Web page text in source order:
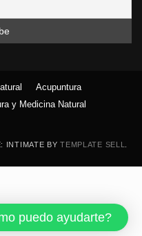
INTIMATE BYTEMPLATE SELL
Acupuntura
y Medicina Natural
puedo ayudarte?